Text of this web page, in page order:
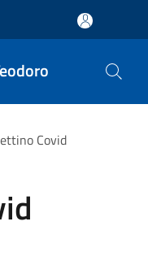
Covid